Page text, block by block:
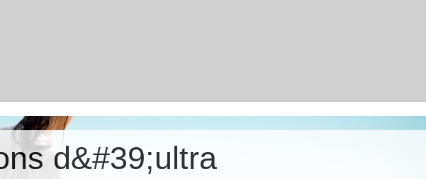
d&#39;ultra